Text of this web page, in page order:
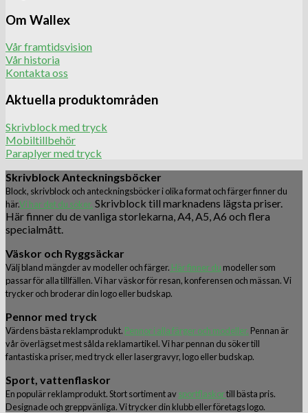
Om Wallex
Vår framtidsvision
Vår historia
Kontakta oss
Aktuella produktområden
Skrivblock med tryck
Mobiltillbehör
Paraplyer med tryck
Skrivblock Anteckningsböcker
Block, skrivblock och anteckningsböcker i olika format och färger finner du
här.Vi har det du söker. Skrivblock till marknadens lägsta priser.
Här finner du de vanliga storlekarna, A4, A5, A6 och flera
specialmått.
Väskor och Ryggsäckar
Välj bland mängder av modeller och färger. Här finner du modeller som
passar för alla tillfällen. Vi har väskor för resan, konferensen och mässan. Vi
trycker och broderar din logo eller budskap.
Pennor med tryck
Värdens bästa reklamprodukt. Pennor i alla färger och modeller. Pennan är
vår överlägset mest sålda reklamartikel. Vi har pennan du söker till
fantastiska priser, med tryck eller lasergravyr, logo eller budskap.
Sport, vattenflaskor
En populär reklamprodukt. Stort sortiment avsportflaskortill bästa pris.
Designade och greppvänliga. Vi trycker din klubb eller företags logo.